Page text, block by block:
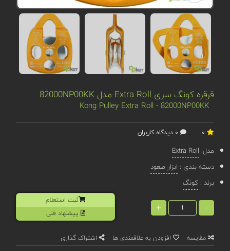
قرقره کونگ سری Extra Roll مدل 82000NP00KK
Kong Pulley Extra Roll - 82000NP00KK
مدل: Extra Roll
دسته بندی : ابزار صعود
برند :کونگ
-
+
ثبت استعلام
پیشنهاد فنی
مقایسه افزودن به علاقمندی ها اشتراک گذاری